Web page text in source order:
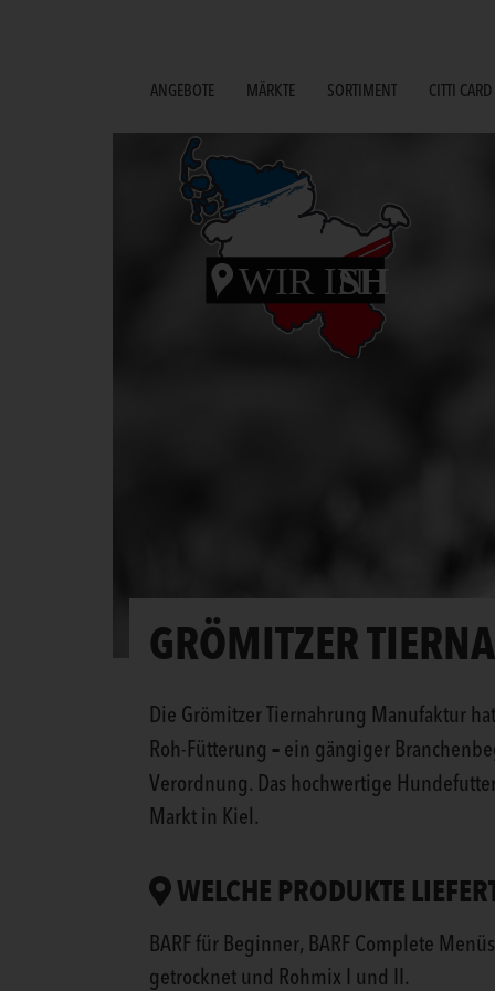
ANGEBOTE MÄRKTE SORTIMENT CITTI CARD
GRÖMITZER
Die Grömitzer Tiernahrung Manufaktur
Roh-Fütterung – ein gängiger
Verordnung. Das hochwertige
Markt in Kiel.
WELCHE PRODUKTE
BARF für Beginner, BARF Complete
getrocknet und Rohmix I und II.